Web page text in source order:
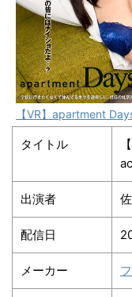
【VR】apartment
タイトル
出演者
配信日
メーカー